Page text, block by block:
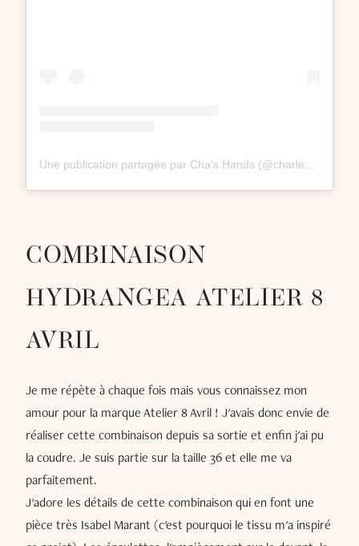
COMBINAISON
HYDRANGEA ATELIER 8
AVRIL
Je me répète à chaque fois mais vous connaissez mon
amour pour la marque Atelier 8 Avril ! J'avais donc envie de
réaliser cette combinaison depuis sa sortie et enfin j'ai pu
la coudre. Je suis partie sur la taille 36 et elle me va
parfaitement.
J'adore les détails de cette combinaison qui en font une
pièce très Isabel Marant (c'est pourquoi le tissu m'a inspiré